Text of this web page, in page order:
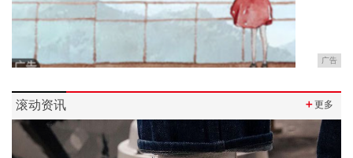
广告
滚动资讯 ＋更多
Previous Next